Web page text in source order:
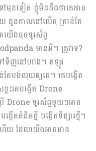
មុខទៀត ខ្ញុំមិនដឹងថាគេអាច
ជួនកាលនៅលើតុ គ្រាន់តែ
យើងចុចទូរស័ព្ទ
មានអី។ ត្រូវទេ?
ៅទិញនៅហាង។ ឥឡូវ
តែបង់លុយឲ្យគេ។ គេបង្កើត
គេបង្កើត Drone
Drone ទូរស័ព្ទមួយៗអាច
តគំនិតថ្មី បង្កើតទីផ្សារថ្មី។
ើយ ដែលយើងអាចមាន